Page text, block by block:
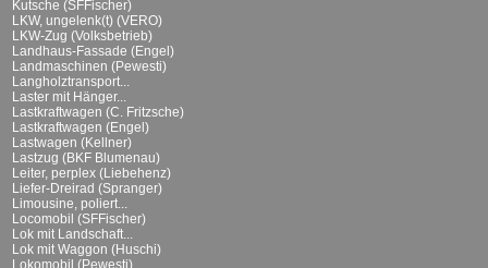
Kutsche (SFFischer)
LKW, ungelenk(t) (VERO)
LKW-Zug (Volksbetrieb)
Landhaus-Fassade (Engel)
Landmaschinen (Pewesti)
Langholztransport...
Laster mit Hänger...
Lastkraftwagen (C. Fritzsche)
Lastkraftwagen (Engel)
Lastwagen (Kellner)
Lastzug (BKF Blumenau)
Leiter, perplex (Liebehenz)
Liefer-Dreirad (Spranger)
Limousine, poliert...
Locomobil (SFFischer)
Lok mit Landschaft...
Lok mit Waggon (Huschi)
Lokomobil (Pewesti)